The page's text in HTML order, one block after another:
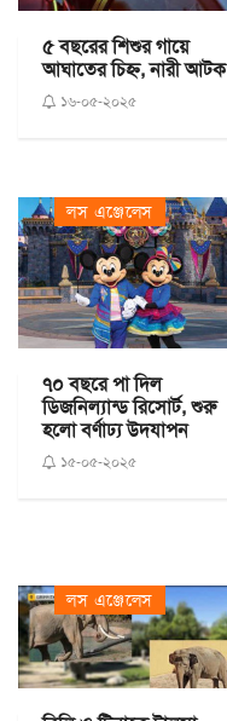
৫ বছরের শিশুর গায়ে
আঘাতের চিহ্ন, নারী আটক
১৬-০৫-২০২৫
লস এঞ্জেলেস
৭০ বছরে পা দিল
ডিজনিল্যান্ড রিসোর্ট, শুরু
হলো বর্ণাঢ্য উদযাপন
১৫-০৫-২০২৫
লস এঞ্জেলেস